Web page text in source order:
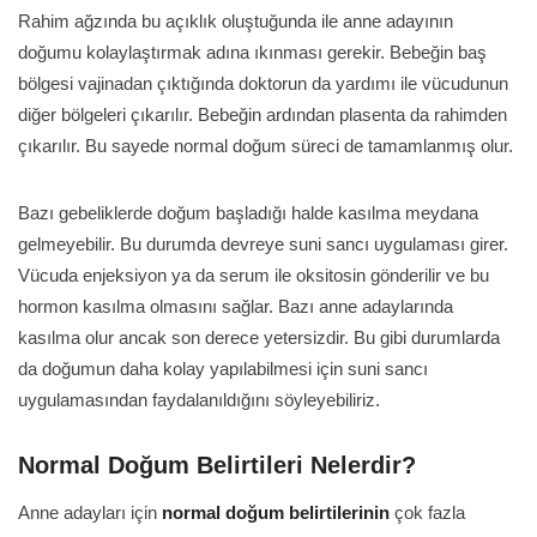
Rahim ağzında bu açıklık oluştuğunda ile anne adayının
doğumu kolaylaştırmak adına ıkınması gerekir. Bebeğin baş
bölgesi vajinadan çıktığında doktorun da yardımı ile vücudunun
diğer bölgeleri çıkarılır. Bebeğin ardından plasenta da rahimden
çıkarılır. Bu sayede normal doğum süreci de tamamlanmış olur.
Bazı gebeliklerde doğum başladığı halde kasılma meydana
gelmeyebilir. Bu durumda devreye suni sancı uygulaması girer.
Vücuda enjeksiyon ya da serum ile oksitosin gönderilir ve bu
hormon kasılma olmasını sağlar. Bazı anne adaylarında
kasılma olur ancak son derece yetersizdir. Bu gibi durumlarda
da doğumun daha kolay yapılabilmesi için suni sancı
uygulamasından faydalanıldığını söyleyebiliriz.
Normal Doğum Belirtileri Nelerdir?
Anne adayları için normal doğum belirtilerinin çok fazla